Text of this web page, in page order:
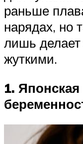
раньше
нарядах, но
лишь делает
жуткими.
1.